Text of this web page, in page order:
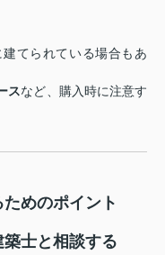
てられている場合もあ
スなど、購入時に注意す
めのポイント
士と相談する